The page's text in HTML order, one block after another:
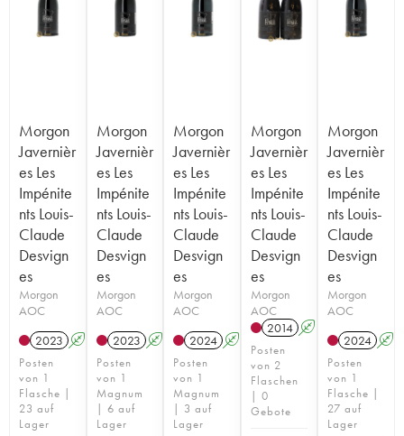
Morgon
Javernièr
es Les
Impénite
nts Louis-
Claude
Desvign
es
Morgon
AOC
2023 A
Posten
von 1
Flasche |
23 auf
Lager
Morgon
Javernièr
es Les
Impénite
nts Louis-
Claude
Desvign
es
Morgon
AOC
2023 A
Posten
von 1
Magnum
| 6 auf
Lager
Morgon
Javernièr
es Les
Impénite
nts Louis-
Claude
Desvign
es
Morgon
AOC
2024 A
Posten
von 1
Magnum
| 3 auf
Lager
Morgon
Javernièr
es Les
Impénite
nts Louis-
Claude
Desvign
es
Morgon
AOC
2014 A
Posten
von 2
Flaschen
| 0
Gebote
Morgon
Javernièr
es Les
Impénite
nts Louis-
Claude
Desvign
es
Morgon
AOC
2024 A
Posten
von 1
Flasche |
27 auf
Lager